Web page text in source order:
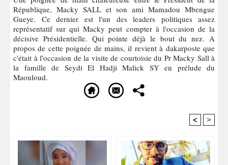
République, Macky SALL et son ami Mamadou Mbengue
Gueye. Ce dernier est l'un des leaders politiques assez
représentatif sur qui Macky peut compter à l'occasion de la
décisive Présidentielle. Qui pointe déjà le bout du nez. A
propos de cette poignée de mains, il revient à dakarposte que
c'était à l'occasion de la visite de courtoisie du Pr Macky Sall à
la famille de Seydi El Hadji Malick SY en prélude du
Maouloud.
< >